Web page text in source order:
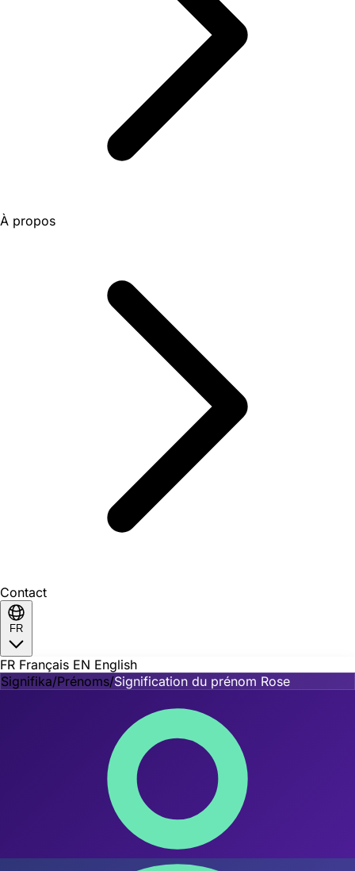
À propos
Contact
FR
FR Français EN English
Signifika/Prénoms/Signification du prénom Rose